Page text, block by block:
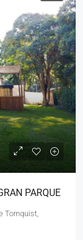
PARQUE
Tornquist,